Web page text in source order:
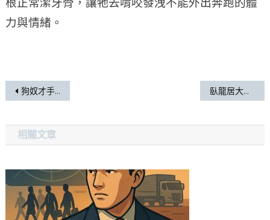
力與情緒。
狗奴才手扎 01 憤怒的朕 臥龍居大小事 027 孝媳
相關文章